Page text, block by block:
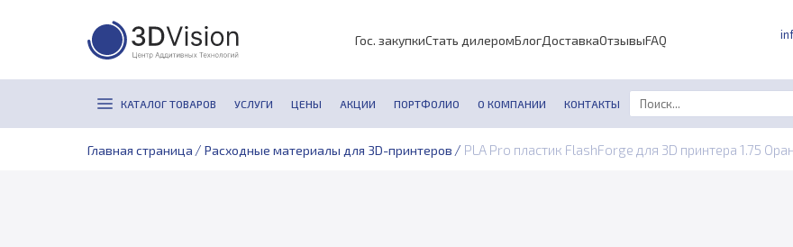
Гос. закупкиСтать дилеромБлогДоставкаОтзывыFAQ
КАТАЛОГ ТОВАРОВ УСЛУГИ ЦЕНЫ АКЦИИ ПОРТФОЛИО О КОМПАНИИ КОНТАКТЫ
Главная страница / Расходные материалы для 3D-принтеров / PLA Pro пластик FlashForge для 3D принтера 1.75